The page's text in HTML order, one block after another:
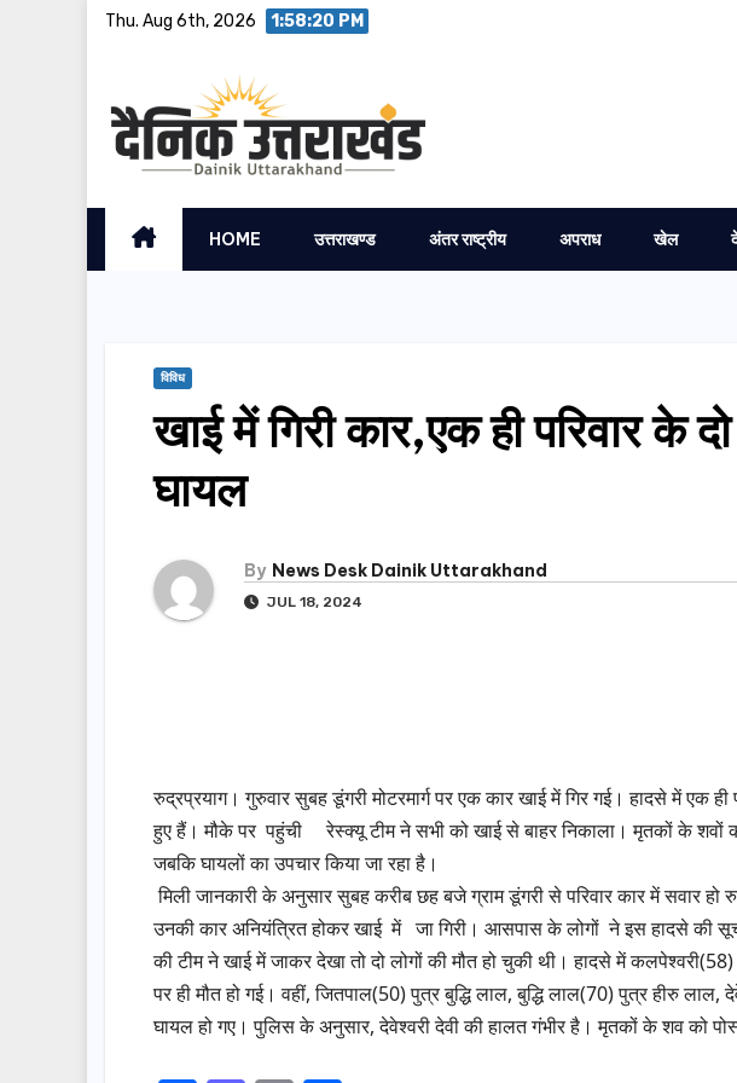
Thu. Aug 6th, 2026 1:58:21 PM
HOME उत्तराखण्ड अंतर राष्ट्रीय अपराध खेल
विविध
खाई में गिरी कार,एक ही परिवार के
घायल
By News Desk Dainik Uttarakhand
JUL 18, 2024
रुद्रप्रयाग। गुरुवार सुबह डूंगरी मोटरमार्ग पर एक कार खाई में गिर गई। हादसे में एक ही
हुए हैं। मौके पर पहुंची रेस्क्यू टीम ने सभी को खाई से बाहर निकाला। मृतकों के शवों
जबकि घायलों का उपचार किया जा रहा है।
मिली जानकारी के अनुसार सुबह करीब छह बजे ग्राम डूंगरी से परिवार कार में सवार हो
उनकी कार अनियंत्रित होकर खाई में जा गिरी। आसपास के लोगों ने इस हादसे की
की टीम ने खाई में जाकर देखा तो दो लोगों की मौत हो चुकी थी। हादसे में
पर ही मौत हो गई। वहीं, जितपाल(50) पुत्र बुद्धि लाल, बुद्धि लाल(70) पुत्र हीरु लाल,
घायल हो गए। पुलिस के अनुसार, देवेश्वरी देवी की हालत गंभीर है। मृतकों के शव को